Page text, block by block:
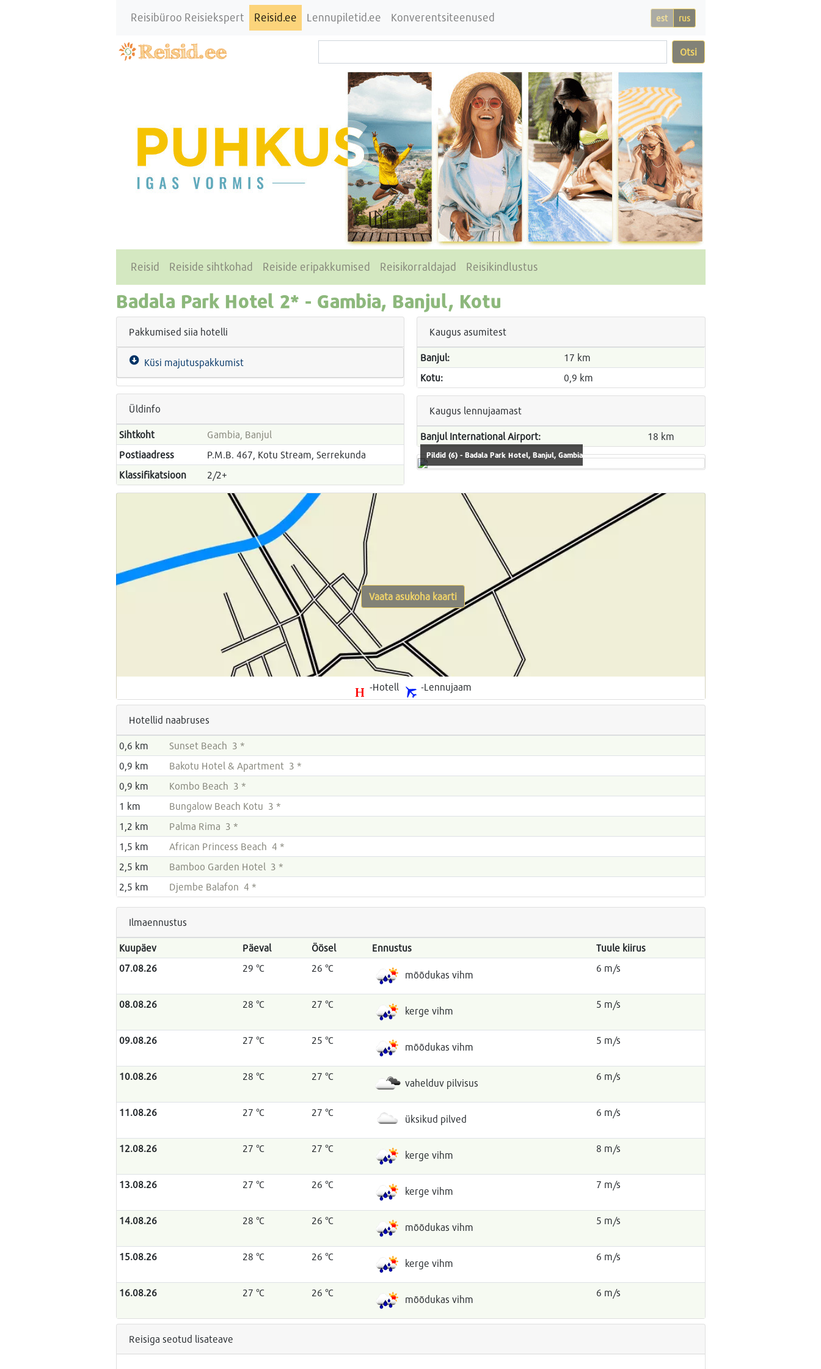
Reisibüroo Reisiekspert Reisid.ee Lennupiletid.ee Konverentsiteenused est rus
Otsi
Reisid Reiside sihtkohad Reiside eripakkumised Reisikorraldajad Reisikindlustus
Badala Park Hotel 2* - Gambia, Banjul, Kotu
Pakkumised siia hotelli
Küsi majutuspakkumist
Üldinfo
Sihtkoht
Gambia, Banjul
Postiaadress
P.M.B. 467, Kotu Stream, Serrekunda
Klassifikatsioon
2/2+
Kaugus asumitest
Banjul:
17 km
Kotu:
0,9 km
Kaugus lennujaamast
Banjul International Airport: 18 km
Pildid (6) - Badala Park Hotel, Banjul, Gambia
-Hotell -Lennujaam
Vaata asukoha kaarti
Hotellid naabruses
0,6 km
Sunset Beach 3 *
0,9 km
Bakotu Hotel & Apartment 3 *
0,9 km
Kombo Beach 3 *
1 km
Bungalow Beach Kotu 3 *
1,2 km
Palma Rima 3 *
1,5 km
African Princess Beach 4 *
2,5 km
Bamboo Garden Hotel 3 *
2,5 km
Djembe Balafon 4 *
Ilmaennustus
Kuupäev Päeval Öösel Ennustus
Tuule kiirus
07.08.26
29 °C 26 °C
mõõdukas vihm
6 m/s
08.08.26 28 °C 27 °C
kerge vihm
5 m/s
09.08.26 27 °C 25 °C
mõõdukas vihm
5 m/s
10.08.26 28 °C 27 °C
vahelduv pilvisus
6 m/s
11.08.26 27 °C 27 °C
üksikud pilved
6 m/s
12.08.26 27 °C 27 °C
kerge vihm
8 m/s
13.08.26 27 °C 26 °C
kerge vihm
7 m/s
14.08.26 28 °C 26 °C
mõõdukas vihm
5 m/s
15.08.26 28 °C 26 °C
kerge vihm
6 m/s
16.08.26 27 °C 26 °C
mõõdukas vihm
6 m/s
Reisiga seotud lisateave